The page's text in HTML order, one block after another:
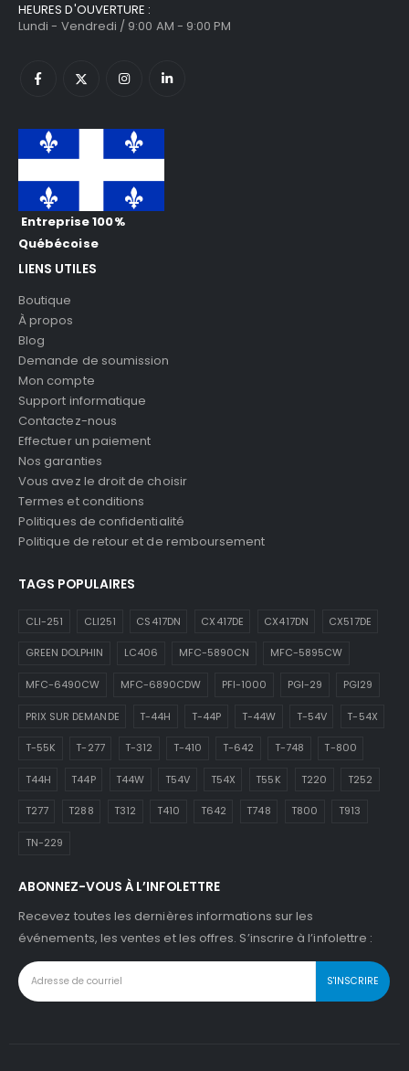
HEURES D'OUVERTURE :
Lundi - Vendredi / 9:00 AM - 9:00 PM
Entreprise 100%
Québécoise
LIENS UTILES
Boutique
À propos
Blog
Demande de soumission
Mon compte
Support informatique
Contactez-nous
Effectuer un paiement
Nos garanties
Vous avez le droit de choisir
Termes et conditions
Politiques de confidentialité
Politique de retour et de remboursement
TAGS POPULAIRES
CLI-251 CLI251 CS417DN CX417DE CX417DN CX517DE
GREEN DOLPHIN LC406 MFC-5890CN MFC-5895CW
MFC-6490CW MFC-6890CDW PFI-1000 PGI-29 PGI29
PRIX SUR DEMANDE T-44H T-44P T-44W T-54V T-54X
T-55K T-277 T-312 T-410 T-642 T-748 T-800
T44H T44P T44W T54V T54X T55K T220 T252
T277 T288 T312 T410 T642 T748 T800 T913
TN-229
ABONNEZ-VOUS À L’INFOLETTRE
Recevez toutes les dernières informations sur les
événements, les ventes et les offres. S’inscrire à l’infolettre :